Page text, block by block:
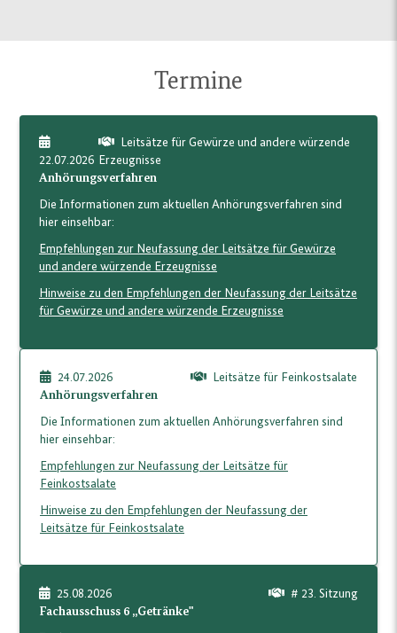
Termine
22.07.2026
Leitsätze für Gewürze und andere würzende
Erzeugnisse
Anhörungsverfahren
Die Informationen zum aktuellen Anhörungsverfahren sind
hier einsehbar:
Empfehlungen zur Neufassung der Leitsätze für Gewürze
und andere würzende Erzeugnisse
Hinweise zu den Empfehlungen der Neufassung der Leitsätze
für Gewürze und andere würzende Erzeugnisse
24.07.2026
Leitsätze für Feinkostsalate
Anhörungsverfahren
Die Informationen zum aktuellen Anhörungsverfahren sind
hier einsehbar:
Empfehlungen zur Neufassung der Leitsätze für
Feinkostsalate
Hinweise zu den Empfehlungen der Neufassung der
Leitsätze für Feinkostsalate
25.08.2026
# 23. Sitzung
Fachausschuss 6 „Getränke"